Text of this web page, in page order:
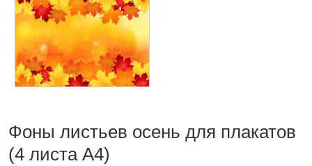
Фоны листьев осень для плакатов
(4 листа А4)